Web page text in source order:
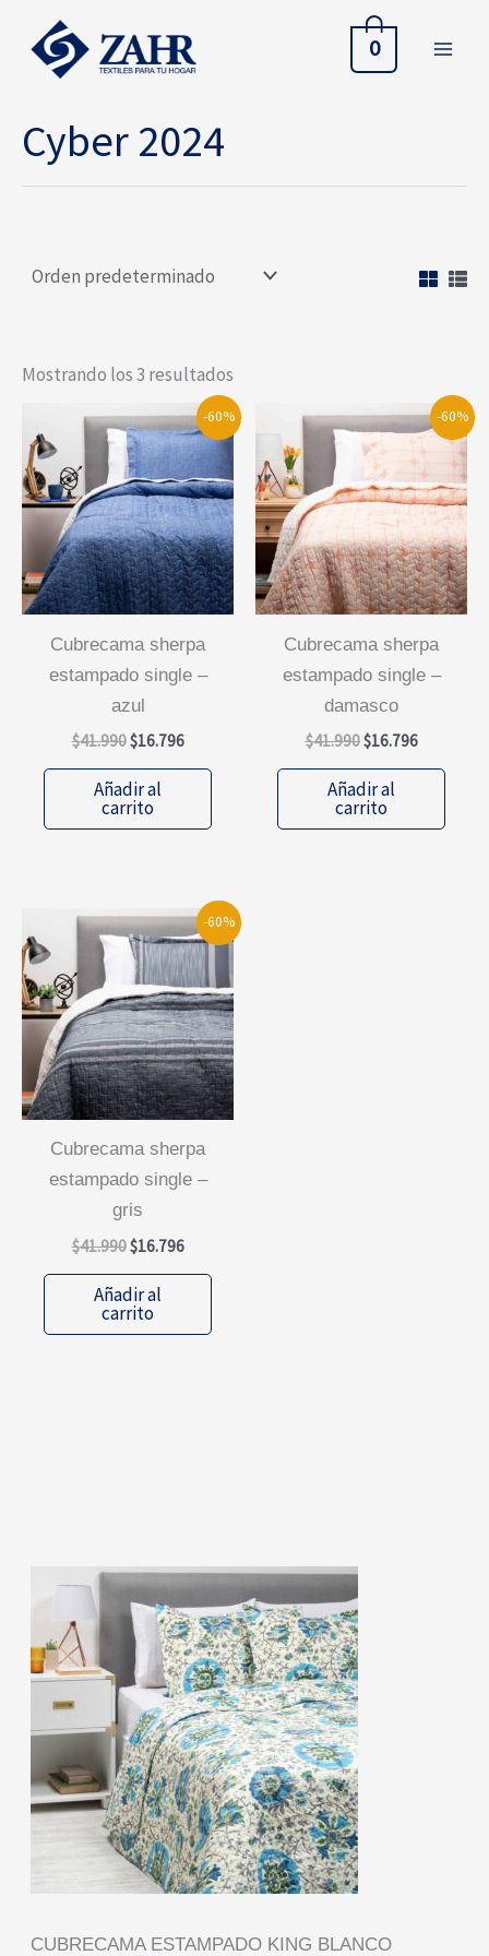
contenido
0
CUBRECAMA ESTAMPADO KING BLANCO
Cyber 2024
Mostrando los 3 resultados
-60%
cubrecama sherpa
estampado single –
azul
$41.990El
original
era:
$16.796El
actual
$16.796.
Añadir al
carrito
-60%
cubrecama sherpa
estampado single –
damasco
$41.990El
original
era:
$16.796El
actual
$16.796.
Añadir al
carrito
-60%
cubrecama sherpa
estampado single –
gris
$41.990El
original
era:
$16.796El
actual
$16.796.
Añadir al
carrito